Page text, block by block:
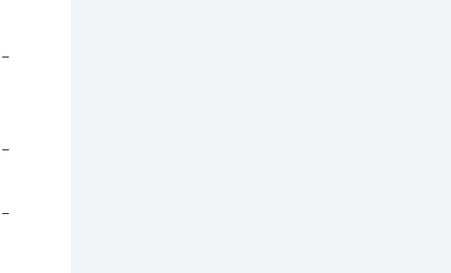
–
–
–